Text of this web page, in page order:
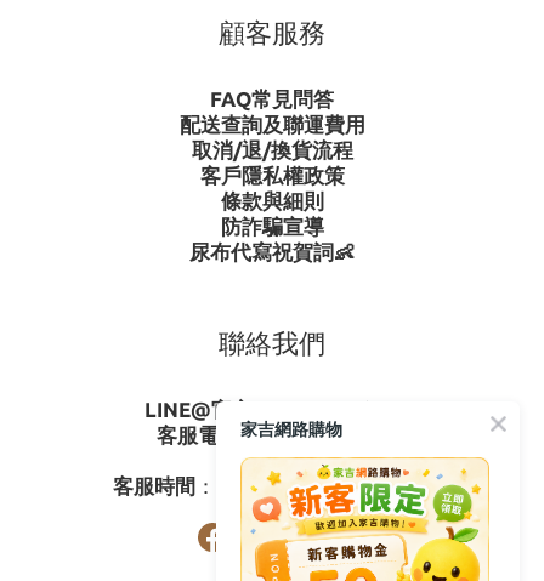
顧客服務
FAQ常見問答
配送查詢及聯運費用
取消/退/換貨流程
客戶隱私權政策
條款與細則
防詐騙宣導
尿布代寫祝賀詞👶
聯絡我們
LINE@官方ID
@gagishop
客服電話 ：0800-273795
03-3778587
客服時間 ：週一至週五08:30-17:30
家吉網路購物